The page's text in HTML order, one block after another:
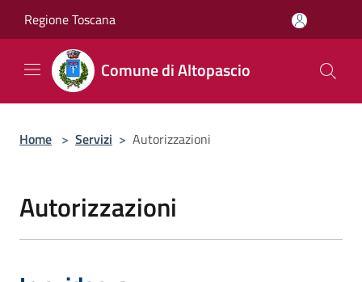
Regione Toscana
Comune di Altopascio
Home > Servizi > Autorizzazioni
Autorizzazioni